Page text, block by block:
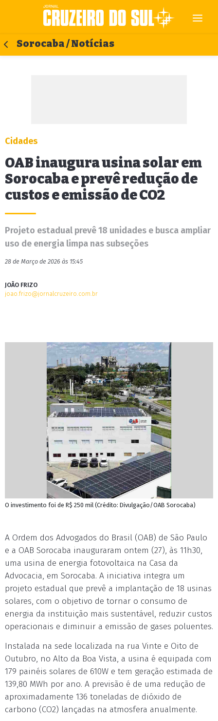
Sorocaba / Notícias
Cidades
OAB inaugura usina solar em
Sorocaba e prevê redução de
custos e emissão de CO2
Projeto estadual prevê 18 unidades e busca ampliar
uso de energia limpa nas subseções
28 de Março de 2026 às 15:45
JOÃO FRIZO
joao.frizo@jornalcruzeiro.com.br
O investimento foi de R$ 250 mil (Crédito: Divulgação/OAB Sorocaba)
A Ordem dos Advogados do Brasil (OAB) de São Paulo
e a OAB Sorocaba inauguraram ontem (27), às 11h30,
uma usina de energia fotovoltaica na Casa da
Advocacia, em Sorocaba. A iniciativa integra um
projeto estadual que prevê a implantação de 18 usinas
solares, com o objetivo de tornar o consumo de
energia da instituição mais sustentável, reduzir custos
operacionais e diminuir a emissão de gases poluentes.
Instalada na sede localizada na rua Vinte e Oito de
Outubro, no Alto da Boa Vista, a usina é equipada com
179 painéis solares de 610W e tem geração estimada de
139,80 MWh por ano. A previsão é de uma redução de
aproximadamente 136 toneladas de dióxido de
carbono (CO2) lançadas na atmosfera anualmente.